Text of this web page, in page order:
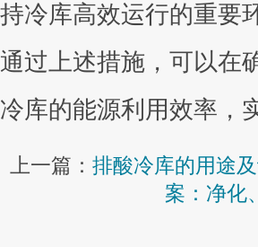
持冷库高效运行的重要
通过上述措施，可以在
冷库的能源利用效率，
上一篇：排酸冷库的用途
案：净化